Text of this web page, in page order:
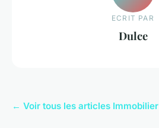
ECRIT PAR
Dulce
← Voir tous les articles Immobilier